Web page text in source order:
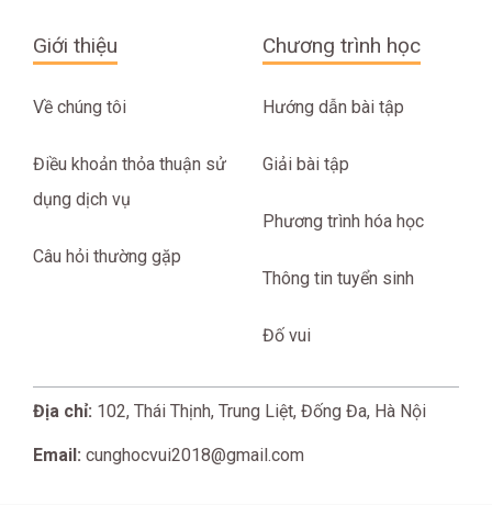
Giới thiệu
Về chúng tôi
Điều khoản thỏa thuận sử
dụng dịch vụ
Câu hỏi thường gặp
Chương trình học
Hướng dẫn bài tập
Giải bài tập
Phương trình hóa học
Thông tin tuyển sinh
Đố vui
Địa chỉ: 102, Thái Thịnh, Trung Liệt, Đống Đa, Hà Nội
Email: cunghocvui2018@gmail.com